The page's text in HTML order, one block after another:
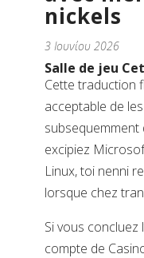
nickels
3 Ιουνίου 2026
Salle de jeu
Cette traduction
acceptable de
subsequemment
excipiez
Linux, toi nenni
lorsque chez
Si vous concluez
compte de